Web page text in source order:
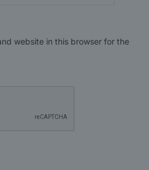
website in this browser for the